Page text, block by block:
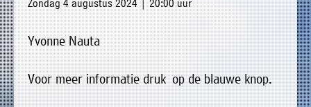
Zondag 4 augustus 2024 | 20:00 uur
Yvonne Nauta
Voor meer informatie druk op de blauwe knop.
»
Nieuws
»
Agenda
»
dit
moment
bestaat
het
bestuur